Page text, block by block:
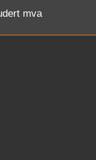
mva
og